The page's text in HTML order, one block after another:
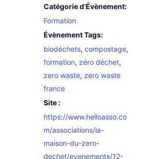
Catégorie d’Évènement:
Formation
Évènement Tags:
biodéchets, compostage,
formation, zéro déchet,
zero waste, zero waste
france
Site :
https://www.helloasso.co
m/associations/la-
maison-du-zero-
dechet/evenements/12-